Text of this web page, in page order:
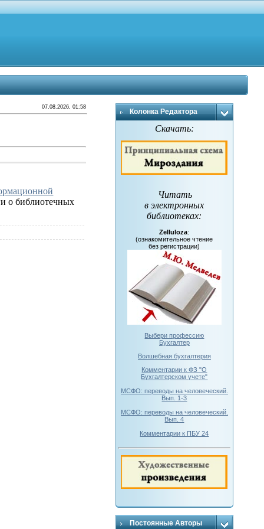
07.08.2026, 01:58
о библиотечных
Колонка Редактора
Скачать:
Читать
в электронных
библиотеках:
Zelluloza:
(ознакомительное чтение
без регистрации)
Выбери профессию
Бухгалтер
Волшебная бухгалтерия
Комментарии к ФЗ "О
Бухгалтерском учете"
МСФО: переводы на человеческий.
Вып. 1-3
МСФО: переводы на человеческий.
Вып. 4
Комментарии к ПБУ 24
Постоянные Авторы